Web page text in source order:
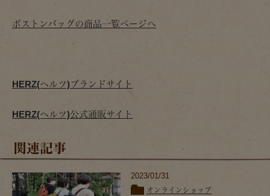
ボストンバッグの商品一覧ページへ
HERZ(ヘルツ)ブランドサイト
HERZ(ヘルツ)公式通販サイト
関連記事
2023/01/31
オンラインショップ